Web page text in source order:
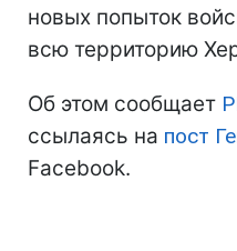
новых попыток
всю территорию
Об этом сообщает
ссылаясь на пост
Facebook.